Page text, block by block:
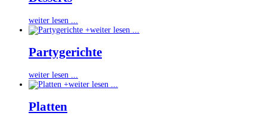
weiter lesen ...
+weiter lesen ...
Partygerichte
weiter lesen ...
+weiter lesen ...
Platten